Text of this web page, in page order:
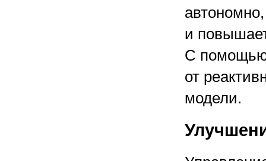
и
С помощью
от
модели.